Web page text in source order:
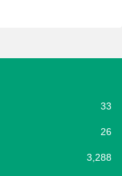
33
26
3,288